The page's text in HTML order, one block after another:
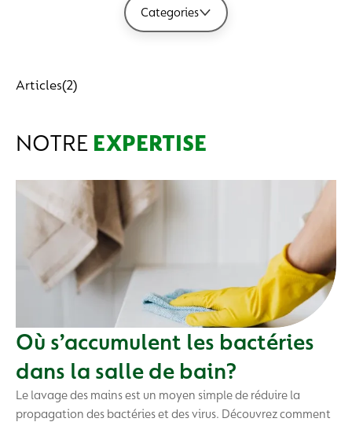
Categories
Articles(2)
NOTRE EXPERTISE
Où s’accumulent les bactéries
dans la salle de bain?
Le lavage des mains est un moyen simple de réduire la
propagation des bactéries et des virus. Découvrez comment